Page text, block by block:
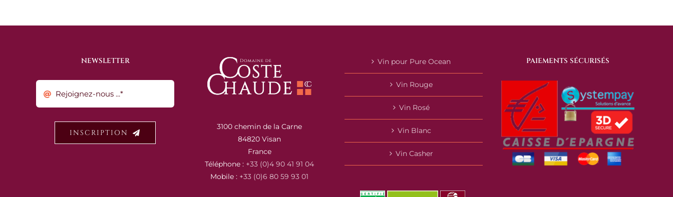
NEWSLETTER
INSCRIPTION
3100 chemin de la Carne
84820 Visan
France
Téléphone : +33 (0)4 90 41 91 04
Mobile : +33 (0)6 80 59 93 01
Vin pour Pure Ocean
Vin Rouge
Vin Rosé
Vin Blanc
Vin Casher
PAIEMENTS SÉCURISÉS